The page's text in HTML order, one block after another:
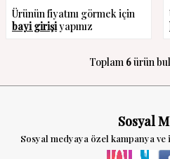
Ürünün fiyatını görmek için
bayi girişiyapınız
Toplam 6ürün
Sosyal
Sosyal medyaya özel kampanya